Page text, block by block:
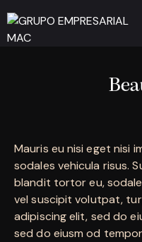
Mauris eu nisi eget nisi
sodales vehicula risus.
blandit tortor eu,
vel suscipit volutpat,
adipiscing elit, sed do
sed do eiusm od